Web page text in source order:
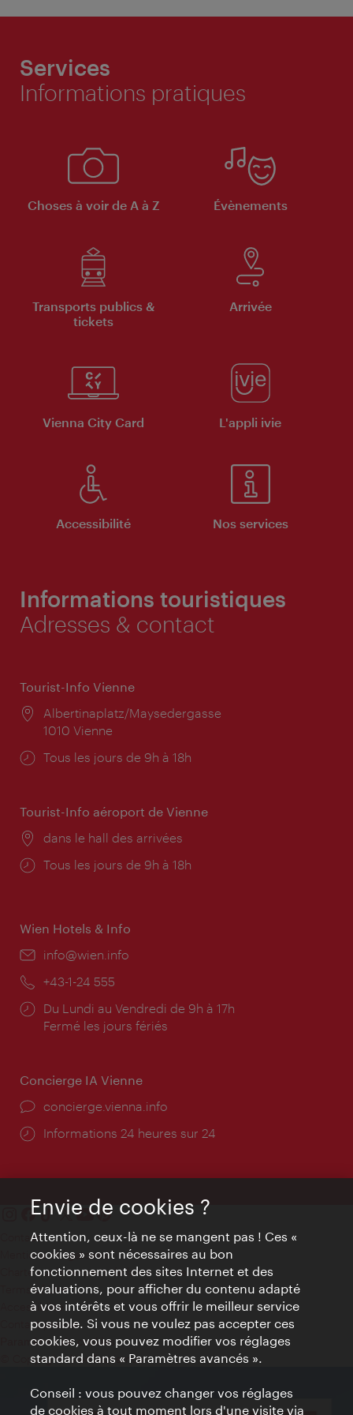
Services
Informations pratiques
Choses à voir de A à Z Évènements
Transports publics &
tickets
Arrivée
Vienna City Card L'appli ivie
Accessibilité Nos services
Informations touristiques
Adresses & contact
Tourist-Info Vienne
Lieu:
Albertinaplatz/Maysedergasse
1010 Vienne
Horaires
Tous les jours de 9h à 18h
Tourist-Info aéroport de Vienne
Lieu:
dans le hall des arrivées
Horaires
Tous les jours de 9h à 18h
Wien Hotels & Info
E-
info@wien.info
Téléphone:
+43-1-24 555
Horaires
d'ouverture:
Du Lundi au Vendredi de 9h à 17h
Fermé les jours fériés
Concierge IA Vienne
Ort:
concierge.vienna.info
Öffnungszeiten:
Informations 24 heures sur 24
Contact
Mentions obligatoires
Charte sur le respect de la vie privée
Terms of Use
Accessibilité
Contact presse
Paramètres de cookies
© Copyright WienTourismus
Envie de cookies ?
Attention, ceux-là ne se mangent pas ! Ces «
cookies » sont nécessaires au bon
fonctionnement des sites Internet et des
évaluations, pour afficher du contenu adapté
à vos intérêts et vous offrir le meilleur service
possible. Si vous ne voulez pas accepter ces
cookies, vous pouvez modifier vos réglages
standard dans « Paramètres avancés ».
Conseil : vous pouvez changer vos réglages
de cookies à tout moment lors d'une visite via